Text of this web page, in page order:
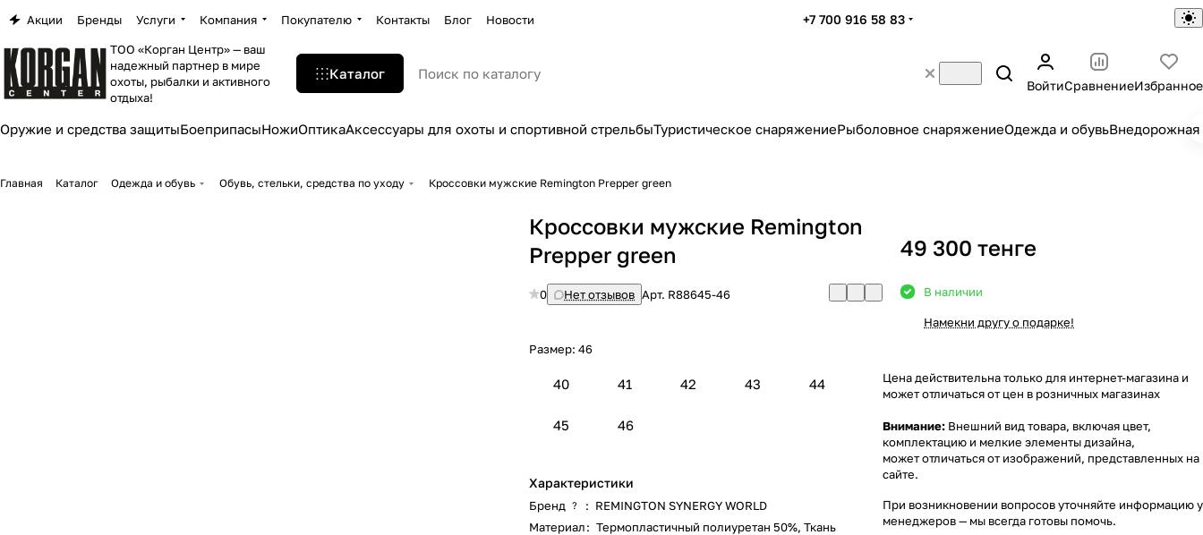
Акции Бренды Услуги Компания Покупателю Контакты Блог Новости +7 700 916 58 83
ТОО «Корган Центр» — ваш
надежный партнер в мире
охоты, рыбалки и активного
отдыха!
Каталог
ВойтиСравнениеИзбранное
Оружие и средства защитыБоеприпасыНожиОптикаАксессуары для охоты и спортивной стрельбыТуристическое снаряжениеРыболовное снаряжениеОдежда и обувьВнедорожная
Главная Каталог Одежда и обувь Обувь, стельки, средства по уходу Кроссовки мужские Remington Prepper green
Кроссовки мужские Remington
Prepper green
0 Нет отзывов Арт. R88645-46
Размер:46
40 41 42 43 44
45 46
Характеристики
Бренд ? : REMINGTON SYNERGY WORLD
Материал: Термопластичный полиуретан 50%,Ткань
49 300 тенге
В наличии
Намекни другу о подарке!
Цена действительна только для интернет-магазина и
может отличаться от цен в розничных магазинах
Внимание: Внешний вид товара, включая цвет,
комплектацию и мелкие элементы дизайна,
может отличаться от изображений, представленных на
сайте.
При возникновении вопросов уточняйте информацию у
менеджеров— мы всегда готовы помочь.